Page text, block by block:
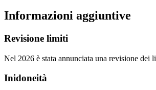
Informazioni aggiuntive
Revisione limiti
Nel 2026 è stata annunciata una revisione dei
Inidoneità